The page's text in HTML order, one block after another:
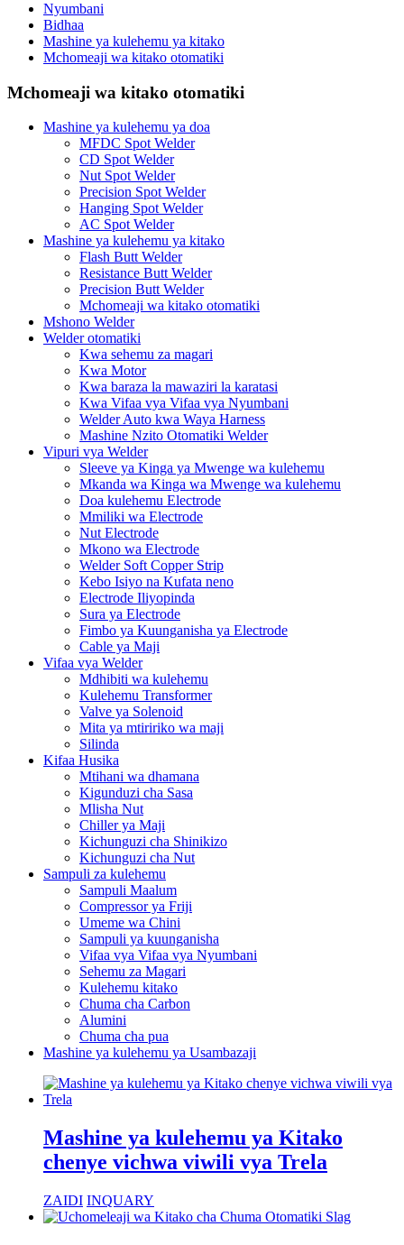
Nyumbani
Bidhaa
Mashine ya kulehemu ya kitako
Mchomeaji wa kitako otomatiki
Mchomeaji wa kitako otomatiki
Mashine ya kulehemu ya doa
MFDC Spot Welder
CD Spot Welder
Nut Spot Welder
Precision Spot Welder
Hanging Spot Welder
AC Spot Welder
Mashine ya kulehemu ya kitako
Flash Butt Welder
Resistance Butt Welder
Precision Butt Welder
Mchomeaji wa kitako otomatiki
Mshono Welder
Welder otomatiki
Kwa sehemu za magari
Kwa Motor
Kwa baraza la mawaziri la karatasi
Kwa Vifaa vya Vifaa vya Nyumbani
Welder Auto kwa Waya Harness
Mashine Nzito Otomatiki Welder
Vipuri vya Welder
Sleeve ya Kinga ya Mwenge wa kulehemu
Mkanda wa Kinga wa Mwenge wa kulehemu
Doa kulehemu Electrode
Mmiliki wa Electrode
Nut Electrode
Mkono wa Electrode
Welder Soft Copper Strip
Kebo Isiyo na Kufata neno
Electrode Iliyopinda
Sura ya Electrode
Fimbo ya Kuunganisha ya Electrode
Cable ya Maji
Vifaa vya Welder
Mdhibiti wa kulehemu
Kulehemu Transformer
Valve ya Solenoid
Mita ya mtiririko wa maji
Silinda
Kifaa Husika
Mtihani wa dhamana
Kigunduzi cha Sasa
Mlisha Nut
Chiller ya Maji
Kichunguzi cha Shinikizo
Kichunguzi cha Nut
Sampuli za kulehemu
Sampuli Maalum
Compressor ya Friji
Umeme wa Chini
Sampuli ya kuunganisha
Vifaa vya Vifaa vya Nyumbani
Sehemu za Magari
Kulehemu kitako
Chuma cha Carbon
Alumini
Chuma cha pua
Mashine ya kulehemu ya Usambazaji
Mashine ya kulehemu ya Kitako
chenye vichwa viwili vya Trela
ZAIDI INQUARY